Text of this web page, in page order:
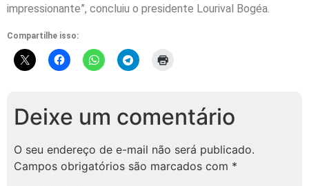
impressionante”, concluiu o presidente Lourival Bogéa.
Compartilhe isso:
Deixe um comentário
O seu endereço de e-mail não será publicado.
Campos obrigatórios são marcados com *